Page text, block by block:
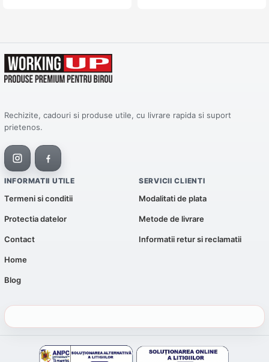
Rechizite, cadouri si produse utile, cu livrare rapida si suport
prietenos.
INFORMATII UTILE
Termeni si conditii
Protectia datelor
Contact
Home
Blog
SERVICII CLIENTI
Modalitati de plata
Metode de livrare
Informatii retur si reclamatii